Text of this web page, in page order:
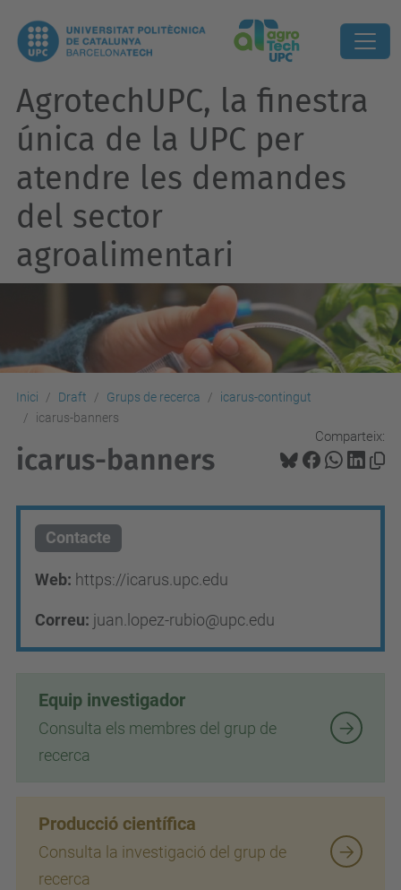
AgrotechUPC, la finestra
única de la UPC per
atendre les demandes
del sector
agroalimentari
Inici Draft Grups de recerca
icarus-contingut
icarus-banners
Comparteix:
icarus-banners
Contacte
Web: https://icarus.upc.edu
Correu: juan.lopez-rubio@upc.edu
Equip investigador
Consulta els membres del grup de
recerca
Producció científica
Consulta la investigació del grup de
recerca